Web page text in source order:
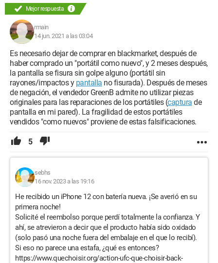
Mejor respuesta
rmain
14 jun. 2021 a las 03:04
Es necesario dejar de comprar en blackmarket, después de
haber comprado un "portátil como nuevo", y 2 meses después,
la pantalla se fisura sin golpe alguno (portátil sin
rayones/impactos y pantalla no fisurada). Después de meses
de negación, el vendedor GreenB admite no utilizar piezas
originales para las reparaciones de los portátiles (captura de
pantalla en mi pared). La fragilidad de estos portátiles
vendidos "como nuevos" proviene de estas falsificaciones.
5
sebhs
16 nov. 2023 a las 19:16
He recibido un iPhone 12 con batería nueva. ¡Se averió en su
primera noche!
Solicité el reembolso porque perdí totalmente la confianza. Y
ahí, se atrevieron a decir que el producto había sido oxidado
(solo pasó una noche fuera del embalaje en el que lo recibí).
Si eso no parece una estafa, ¿qué es entonces?
https://www.quechoisir.org/action-ufc-que-choisir-back-